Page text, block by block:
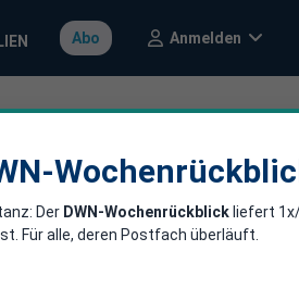
Abo Anmelden
den
Der DWN-Wochenrückblick liefert
Für alle, deren Postfach überläuft.